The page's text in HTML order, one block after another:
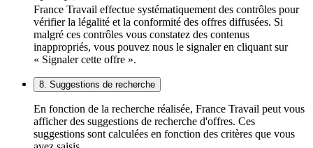
France Travail effectue systématiquement des contrôles pour
vérifier la légalité et la conformité des offres diffusées. Si
malgré ces contrôles vous constatez des contenus
inappropriés, vous pouvez nous le signaler en cliquant sur
« Signaler cette offre ».
8. Suggestions de recherche
En fonction de la recherche réalisée, France Travail peut vous
afficher des suggestions de recherche d'offres. Ces
suggestions sont calculées en fonction des critères que vous